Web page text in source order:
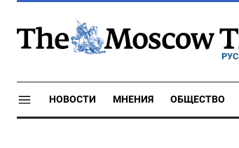
НОВОСТИ МНЕНИЯ ОБЩЕСТВО